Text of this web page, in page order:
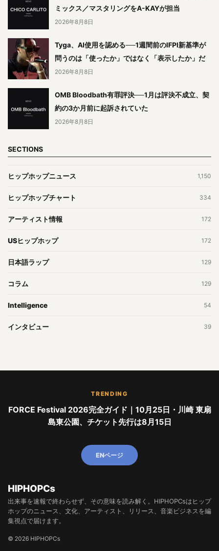
ミックス／マスタリングをA-KAYが担当
2026年8月8日
Tyga、AI使用を認める──1週間前のIFPI新基準が
問うのは「使ったか」ではなく「表示したか」だ
2026年8月8日
OMB Bloodbath有罪評決──1月は評決不成立、契
約の3か月前に起訴されていた
2026年8月8日
SECTIONS
ヒップホップニュース 1,150
ヒップホップチャート 334
アーティスト情報 172
USヒップホップ 172
日本語ラップ 129
コラム 129
Intelligence 54
インタビュー 39
TRENDING
FORCE Festival 2026完全ガイド｜10月25日・川崎 東扇
島東公園、チケット先行は8月15日
ENページ
HIPHOPCs
出来事を速報で終わらせず、その意味を読み解く。HIPHOPCsはヒップ
ホップのニュース、文化、アーティスト、リリース、音楽ビジネスを編
集視点で届けます。
© 2026 HIPHOPCs